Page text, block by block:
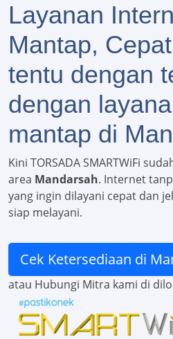
Layanan
Mantap,
tentu dengan
dengan
mantap di
Kini TORSADA SMARTWiFi
area Mandarsah. Internet
yang ingin dilayani cepat dan
siap melayani.
Cek Ketersediaan di
atau Hubungi Mitra kami di